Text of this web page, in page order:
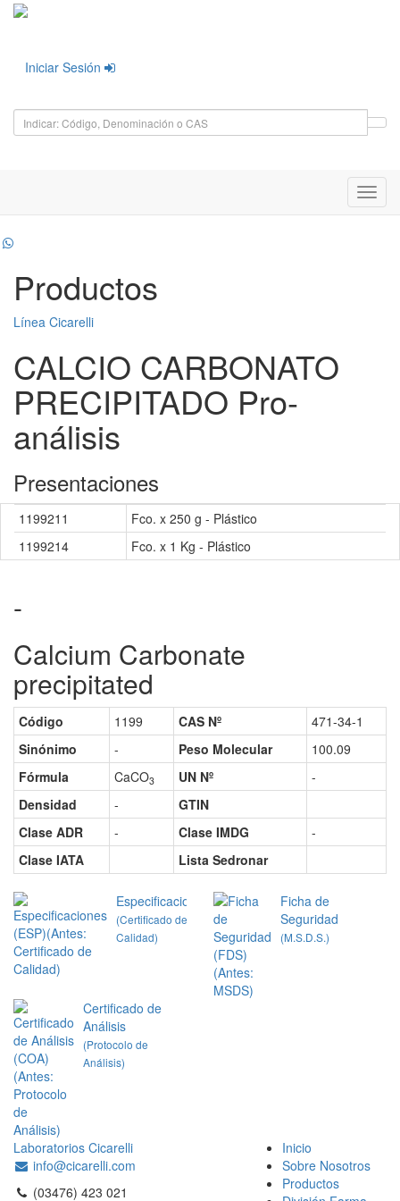
Iniciar Sesión
Productos
Línea Cicarelli
CALCIO CARBONATO
PRECIPITADO Pro-
análisis
Presentaciones
1199211
Fco. x 250 g - Plástico
1199214
Fco. x 1 Kg - Plástico
-
Calcium Carbonate
precipitated
Código 1199 CAS Nº
471-34-1
Sinónimo
- Peso Molecular
100.09
Fórmula
CaCO3 UN Nº
-
Densidad
-
GTIN
Clase ADR
- Clase IMDG
-
Clase IATA
Lista Sedronar
Especificaciones
(Certificado de
Calidad)
Ficha de
Seguridad
(M.S.D.S.)
Certificado de
Análisis
(Protocolo de
Análisis)
Laboratorios Cicarelli
info@cicarelli.com
(03476) 423 021
Inicio
Sobre Nosotros
Productos